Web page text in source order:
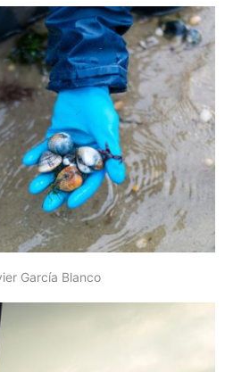
García Blanco